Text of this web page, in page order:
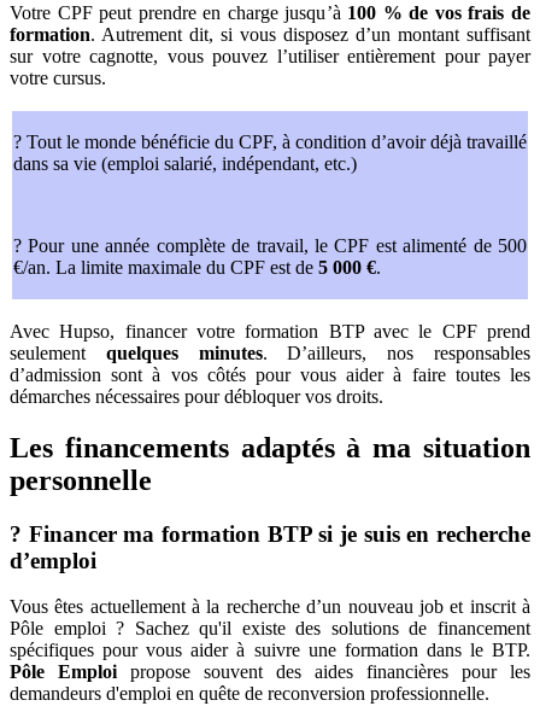
Votre CPF peut prendre en charge jusqu’à 100 % de vos frais de
formation. Autrement dit, si vous disposez d’un montant suffisant
sur votre cagnotte, vous pouvez l’utiliser entièrement pour payer
votre cursus.
? Tout le monde bénéficie du CPF, à condition d’avoir déjà travaillé
dans sa vie (emploi salarié, indépendant, etc.)
? Pour une année complète de travail, le CPF est alimenté de 500
€/an. La limite maximale du CPF est de 5 000 €.
Avec Hupso, financer votre formation BTP avec le CPF prend
seulement quelques minutes. D’ailleurs, nos responsables
d’admission sont à vos côtés pour vous aider à faire toutes les
démarches nécessaires pour débloquer vos droits.
Les financements adaptés à ma situation
personnelle
? Financer ma formation BTP si je suis en recherche
d’emploi
Vous êtes actuellement à la recherche d’un nouveau job et inscrit à
Pôle emploi ? Sachez qu'il existe des solutions de financement
spécifiques pour vous aider à suivre une formation dans le BTP.
Pôle Emploipropose souvent des aides financières pour les
demandeurs d'emploi en quête de reconversion professionnelle.